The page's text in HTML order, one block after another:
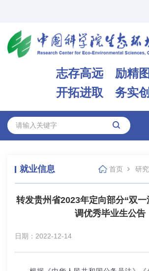
志存高远 励精
开拓进取 务实
就业信息 首页 研
转发贵州省2023年定向部分“双
调优秀毕业生公告
日期：2022-12-14